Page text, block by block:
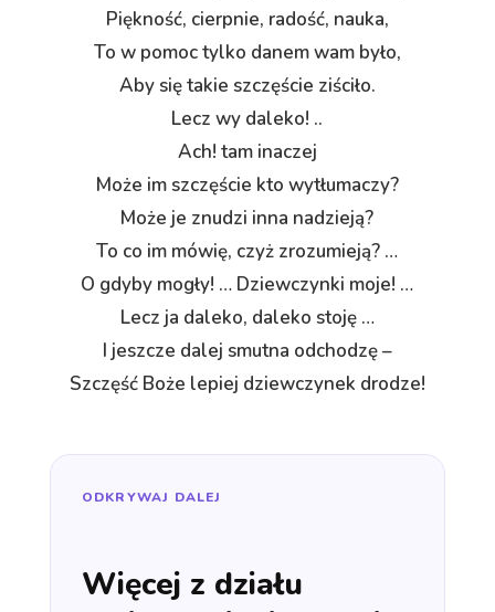
Piękność, cierpnie, radość, nauka,
To w pomoc tylko danem wam było,
Aby się takie szczęście ziściło.
Lecz wy daleko! ..
Ach! tam inaczej
Może im szczęście kto wytłumaczy?
Może je znudzi inna nadzieją?
To co im mówię, czyż zrozumieją? …
O gdyby mogły! … Dziewczynki moje! …
Lecz ja daleko, daleko stoję …
I jeszcze dalej smutna odchodzę –
Szczęść Boże lepiej dziewczynek drodze!
ODKRYWAJ DALEJ
Więcej z działu